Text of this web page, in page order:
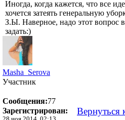
Иногда, когда кажется, что все
хочется затеять генеральную
З.Ы. Наверное, надо этот вопрос
задать:)
Masha_Serova
Участник
Сообщения:77
Зарегистрирован:
Вернуться